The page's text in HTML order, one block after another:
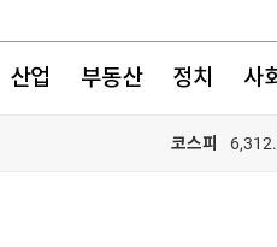
산업 부동산 정치 사
코스피